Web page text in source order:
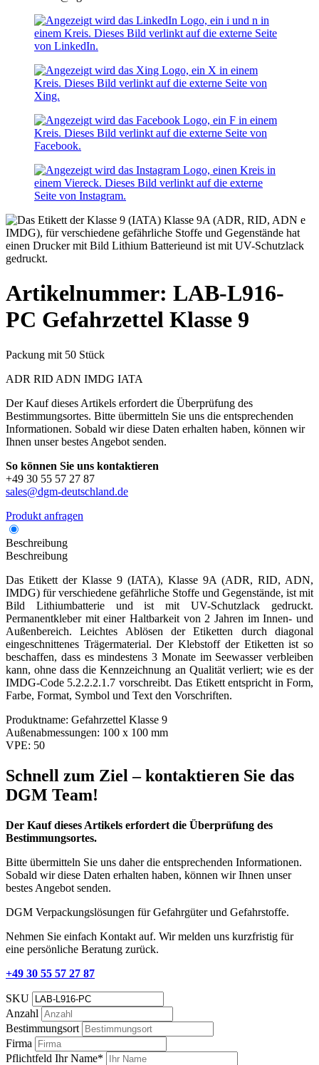
Artikelnummer: LAB-L916-
PC Gefahrzettel Klasse 9
Packung mit 50 Stück
ADR RID ADN IMDG IATA
Der Kauf dieses Artikels erfordert die Überprüfung des
Bestimmungsortes. Bitte übermitteln Sie uns die entsprechenden
Informationen. Sobald wir diese Daten erhalten haben, können wir
Ihnen unser bestes Angebot senden.
So können Sie uns kontaktieren
+49 30 55 57 27 87
sales@dgm-deutschland.de
Produkt anfragen
Beschreibung
Beschreibung
Das Etikett der Klasse 9 (IATA), Klasse 9A (ADR, RID, ADN,
IMDG) für verschiedene gefährliche Stoffe und Gegenstände, ist mit
Bild Lithiumbatterie und ist mit UV-Schutzlack gedruckt.
Permanentkleber mit einer Haltbarkeit von 2 Jahren im Innen- und
Außenbereich. Leichtes Ablösen der Etiketten durch diagonal
eingeschnittenes Trägermaterial. Der Klebstoff der Etiketten ist so
beschaffen, dass es mindestens 3 Monate im Seewasser verbleiben
kann, ohne dass die Kennzeichnung an Qualität verliert; wie es der
IMDG-Code 5.2.2.2.1.7 vorschreibt. Das Etikett entspricht in Form,
Farbe, Format, Symbol und Text den Vorschriften.
Produktname: Gefahrzettel Klasse 9
Außenabmessungen: 100 x 100 mm
VPE: 50
Schnell zum Ziel – kontaktieren Sie das
DGM Team!
Der Kauf dieses Artikels erfordert die Überprüfung des
Bestimmungsortes.
Bitte übermitteln Sie uns daher die entsprechenden Informationen.
Sobald wir diese Daten erhalten haben, können wir Ihnen unser
bestes Angebot senden.
DGM Verpackungslösungen für Gefahrgüter und Gefahrstoffe.
Nehmen Sie einfach Kontakt auf. Wir melden uns kurzfristig für
eine persönliche Beratung zurück.
+49 30 55 57 27 87
SKU
Anzahl
Bestimmungsort
Firma
Pflichtfeld Ihr Name*